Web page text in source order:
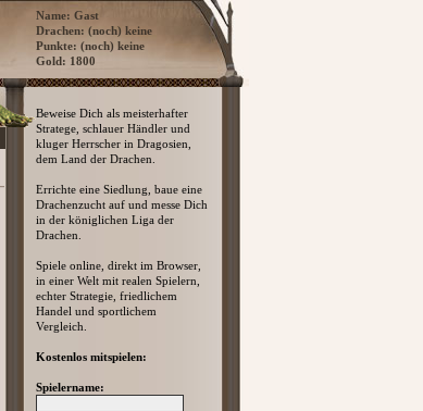
Name: Gast
Drachen: (noch) keine
Punkte: (noch) keine
Gold: 1800
Beweise Dich als meisterhafter
Stratege, schlauer Händler und
kluger Herrscher in Dragosien,
dem Land der Drachen.
Errichte eine Siedlung, baue eine
Drachenzucht auf und messe Dich
in der königlichen Liga der
Drachen.
Spiele online, direkt im Browser,
in einer Welt mit realen Spielern,
echter Strategie, friedlichem
Handel und sportlichem
Vergleich.
Kostenlos mitspielen:
Spielername: